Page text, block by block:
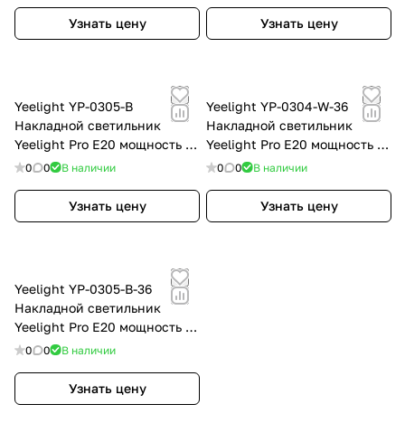
Узнать цену Узнать цену
Yeelight YP-0305-B
Накладной светильник
Yeelight Pro E20 мощность 10
Вт, угол рассеивания 24°,
0 0 В наличии
Узнать цену
Yeelight YP-0304-W-36
Накладной светильник
Yeelight Pro E20 мощность 10
Вт, угол рассеивания 36°,
0 0 В наличии
Узнать цену
Yeelight YP-0305-B-36
Накладной светильник
Yeelight Pro E20 мощность 10
Вт, угол рассеивания 36°,
0 0 В наличии
Узнать цену